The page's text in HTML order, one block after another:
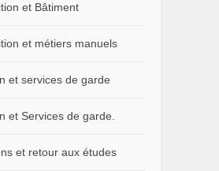
et Bâtiment
et métiers manuels
et services de garde
et Services de garde.
et retour aux études